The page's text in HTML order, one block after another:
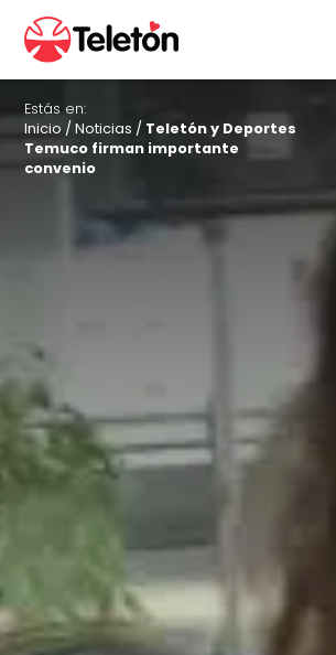
Estás en:
Inicio /Noticias / Teletón y Deportes
Temuco firman importante
convenio